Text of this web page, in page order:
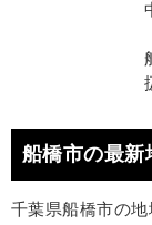
船橋市の最新
千葉県船橋市の